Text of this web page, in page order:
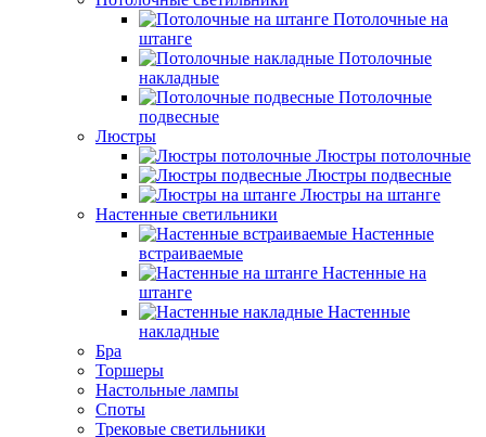
Потолочные на
штанге
Потолочные
накладные
Потолочные
подвесные
Люстры
Люстры потолочные
Люстры подвесные
Люстры на штанге
Настенные светильники
Настенные
встраиваемые
Настенные на
штанге
Настенные
накладные
Бра
Торшеры
Настольные лампы
Споты
Трековые светильники